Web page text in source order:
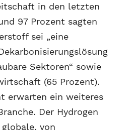
in den letzten
97 Prozent sagten
sei „eine
Sektoren“ sowie
(65 Prozent).
erwarten ein weiteres
Der Hydrogen
von